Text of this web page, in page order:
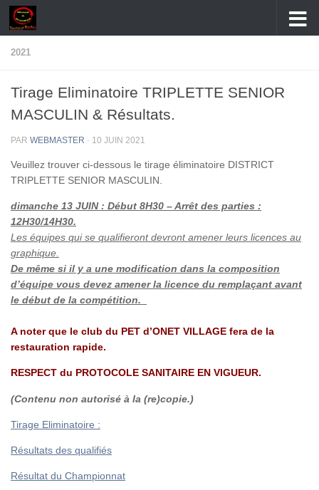
Skip to content
2021
Tirage Eliminatoire TRIPLETTE SENIOR
MASCULIN & Résultats.
PAR WEBMASTER · 10 JUIN 2021
Veuillez trouver ci-dessous le tirage éliminatoire DISTRICT
TRIPLETTE SENIOR MASCULIN.
dimanche 13 JUIN : Début 8H30 – Arrêt des parties :
12H30/14H30.
Les équipes qui se qualifieront devront amener leurs licences au
graphique.
De même si il y a une modification dans la composition
d’équipe vous devez amener la licence du remplaçant avant
le début de la compétition.
A noter que le club du PET d’ONET VILLAGE fera de la
restauration rapide.
RESPECT du PROTOCOLE SANITAIRE EN VIGUEUR.
(Contenu non autorisé à la (re)copie.)
Tirage Eliminatoire :
Résultats des qualifiés
Résultat du Championnat